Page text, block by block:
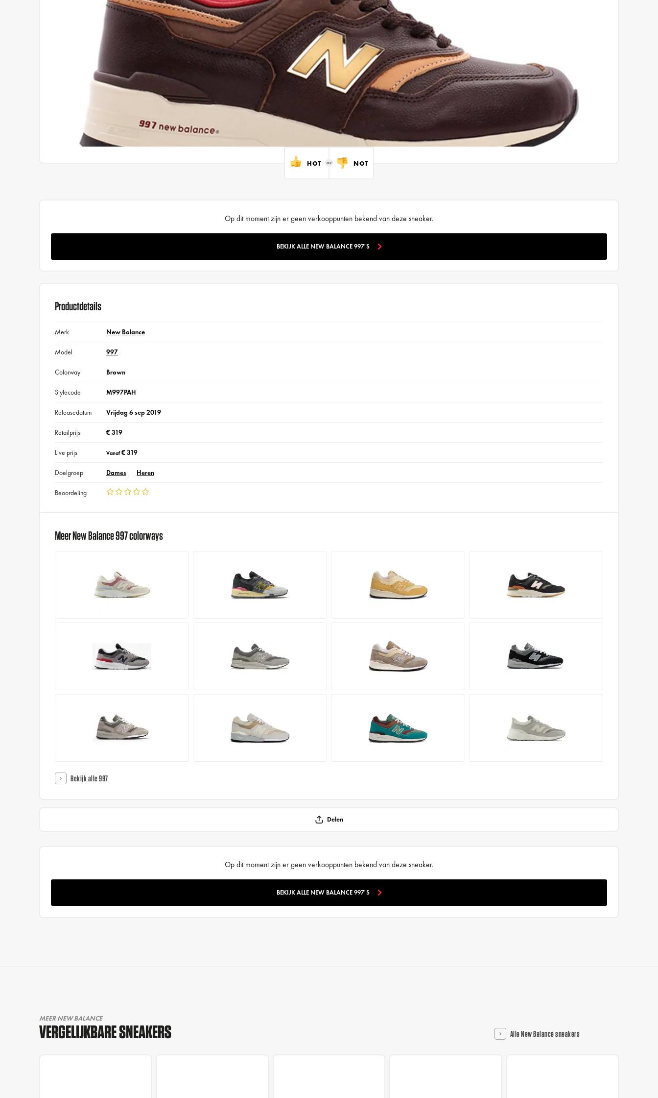
HOT NOT
Op dit moment zijn er geen verkooppunten bekend van deze sneaker.
BEKIJK ALLE NEW BALANCE 997'S
Productdetails
Merk New Balance
Model 997
Colorway Brown
Stylecode M997PAH
Releasedatum Vrijdag 6 sep 2019
Retailprijs € 319
Live prijs Vanaf€ 319
Doelgroep Dames Heren
Beoordeling
Meer New Balance 997 colorways
Bekijk alle 997
Delen
Op dit moment zijn er geen verkooppunten bekend van deze sneaker.
BEKIJK ALLE NEW BALANCE 997'S
MEER NEW BALANCE
VERGELIJKBARE SNEAKERS Alle New Balance sneakers